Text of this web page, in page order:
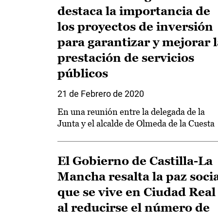
destaca la importancia de
los proyectos de inversión
para garantizar y mejorar
prestación de servicios
públicos
21 de Febrero de 2020
En una reunión entre la delegada de la
Junta y el alcalde de Olmeda de la Cuesta
El Gobierno de Castilla-La
Mancha resalta la paz
que se vive en Ciudad Real
al reducirse el número de